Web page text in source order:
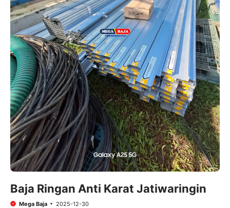
Baja Ringan Anti Karat Jatiwaringin
Mega Baja 2025-12-30